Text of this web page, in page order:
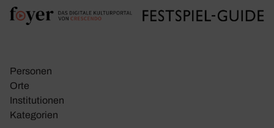
Personen
Orte
Insti­tu­tionen
Kate­go­rien